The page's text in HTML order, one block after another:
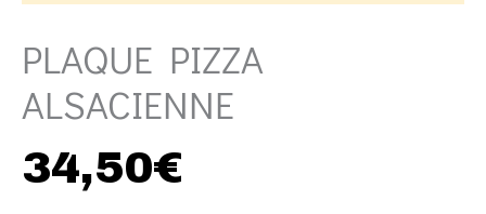
PLAQUE PIZZA
ALSACIENNE
34,50€